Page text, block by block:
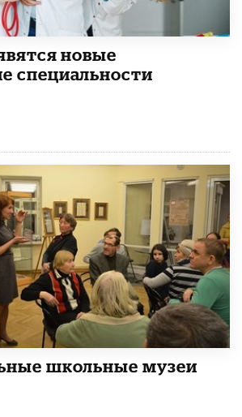
новые
специальности
школьные музеи